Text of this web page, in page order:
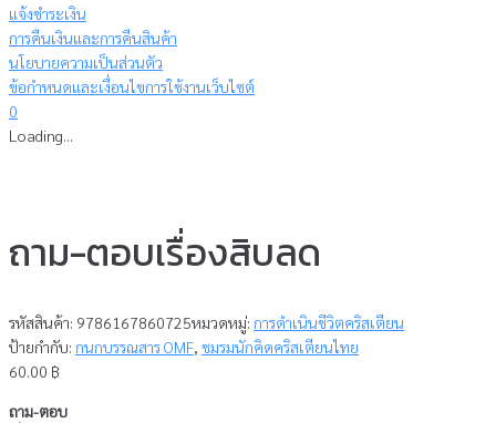
แจ้งชำระเงิน
การคืนเงินและการคืนสินค้า
นโยบายความเป็นส่วนตัว
ข้อกำหนดและเงื่อนไขการใช้งานเว็บไซต์
0
Loading...
ถาม-ตอบเรื่องสิบลด
รหัสสินค้า: 9786167860725หมวดหมู่: การดำเนินชีวิตคริสเตียน
ป้ายกำกับ: กนกบรรณสาร OMF, ชมรมนักคิดคริสเตียนไทย
60.00 ฿
ถาม-ตอบ